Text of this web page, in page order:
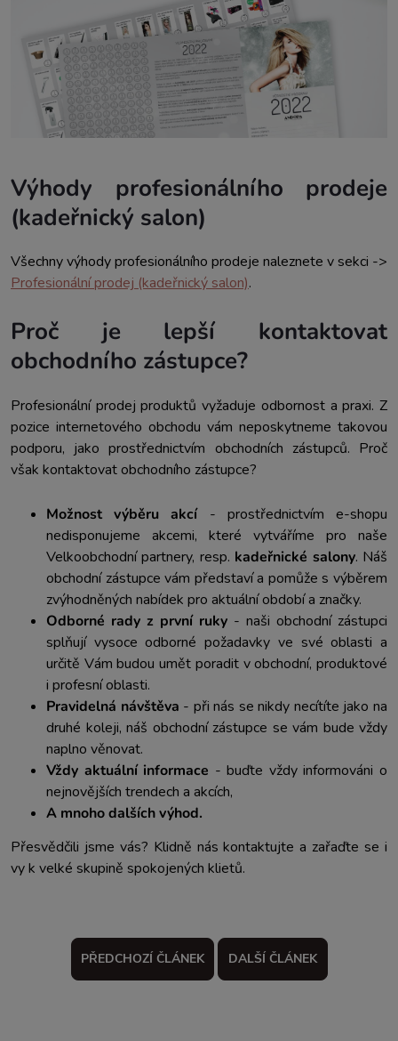
Výhody profesionálního prodeje
(kadeřnický salon)
Všechny výhody profesionálního prodeje naleznete v sekci ->
Profesionální prodej (kadeřnický salon).
Proč je lepší kontaktovat
obchodního zástupce?
Profesionální prodej produktů vyžaduje odbornost a praxi. Z
pozice internetového obchodu vám neposkytneme takovou
podporu, jako prostřednictvím obchodních zástupců. Proč
však kontaktovat obchodního zástupce?
Možnost výběru akcí- prostřednictvím e-shopu
nedisponujeme akcemi, které vytváříme pro naše
Velkoobchodní partnery, resp. kadeřnické salony. Náš
obchodní zástupce vám představí a pomůže s výběrem
zvýhodněných nabídek pro aktuální období a značky.
Odborné rady z první ruky - naši obchodní zástupci
splňují vysoce odborné požadavky ve své oblasti a
určitě Vám budou umět poradit v obchodní, produktové
i profesní oblasti.
Pravidelná návštěva - při nás se nikdy necítíte jako na
druhé koleji, náš obchodní zástupce se vám bude vždy
naplno věnovat.
Vždy aktuální informace - buďte vždy informováni o
nejnovějších trendech a akcích,
A mnoho dalších výhod.
Přesvědčili jsme vás? Klidně nás kontaktujte a zařaďte se i
vy k velké skupině spokojených klietů.
PŘEDCHOZÍ ČLÁNEK DALŠÍ ČLÁNEK